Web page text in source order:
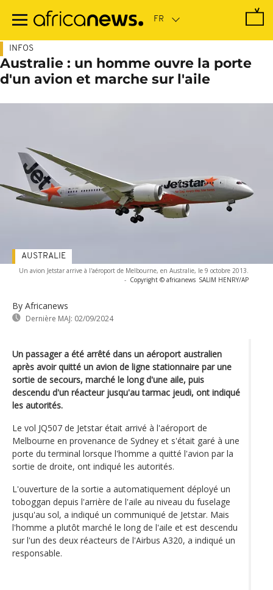
contenu
INFOS
Australie : un homme ouvre la porte
d'un avion et marche sur l'aile
Un avion Jetstar arrive à l'aéroport de Melbourne, en Australie, le 9 octobre 2013.
- Copyright © africanews SALIM HENRY/AP
By Africanews
Dernière MAJ: 02/09/2024
AUSTRALIE
Un passager a été arrêté dans un aéroport australien
après avoir quitté un avion de ligne stationnaire par une
sortie de secours, marché le long d'une aile, puis
descendu d'un réacteur jusqu'au tarmac jeudi, ont indiqué
les autorités.
Le vol JQ507 de Jetstar était arrivé à l'aéroport de
Melbourne en provenance de Sydney et s'était garé à une
porte du terminal lorsque l'homme a quitté l'avion par la
sortie de droite, ont indiqué les autorités.
L'ouverture de la sortie a automatiquement déployé un
toboggan depuis l'arrière de l'aile au niveau du fuselage
jusqu'au sol, a indiqué un communiqué de Jetstar. Mais
l'homme a plutôt marché le long de l'aile et est descendu
sur l'un des deux réacteurs de l'Airbus A320, a indiqué un
responsable.